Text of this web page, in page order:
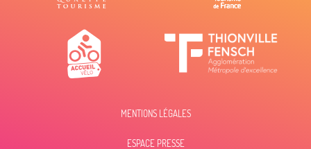
MENTIONS LÉGALES
ESPACE PRESSE